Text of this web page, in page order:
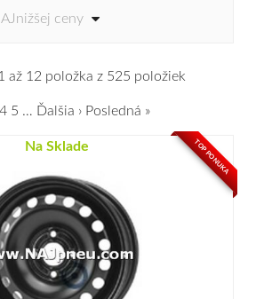
až 12 položka z 525 položiek
4 5 … Ďalšia › Posledná »
Na Sklade TOP PONUKA